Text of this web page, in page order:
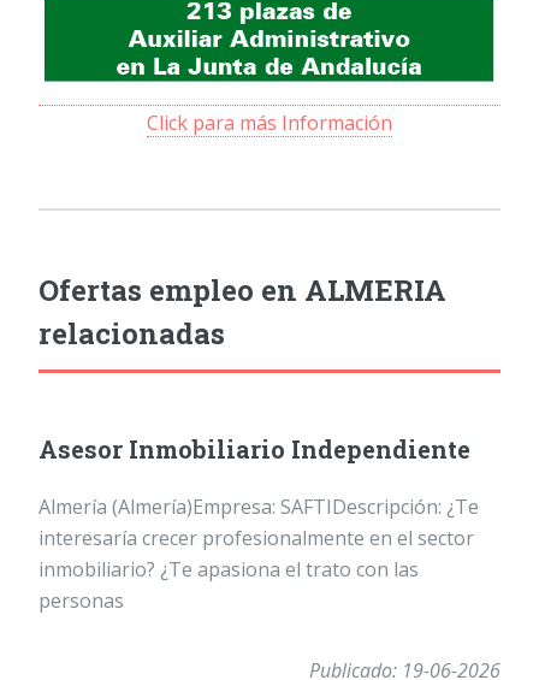
Click para más Información
Ofertas empleo en ALMERIA
relacionadas
Asesor Inmobiliario Independiente
Almería (Almería)Empresa: SAFTIDescripción: ¿Te
interesaría crecer profesionalmente en el sector
inmobiliario? ¿Te apasiona el trato con las
personas
Publicado: 19-06-2026